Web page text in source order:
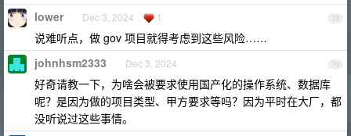
73
lower Dec 3, 2024 1
说难听点，做 gov 项目就得考虑到这些风险……
74
johnhsm2333 Dec 3, 2024
好奇请教一下，为啥会被要求使用国产化的操作系统、数据库
呢？是因为做的项目类型、甲方要求等吗？因为平时在大厂，都
没听说过这些事情。